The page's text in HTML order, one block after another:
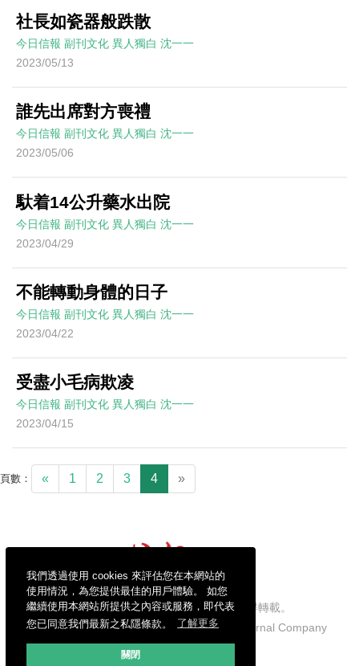
我們透過使用 cookies 來評估您在本網站的
使用情況，為您提供最佳的用戶體驗。 如您
繼續使用本網站所提供之內容或服務，即代表
您已同意我們最新之私隱條款。
了解更多
關閉
社長如瓷器般跌散
今日信報 副刊文化 異人獨白 沈一一
2023/05/13
誰先出席對方喪禮
今日信報 副刊文化 異人獨白 沈一一
2023/05/06
馱着14公升藥水出院
今日信報 副刊文化 異人獨白 沈一一
2023/04/29
不能轉動身體的日子
今日信報 副刊文化 異人獨白 沈一一
2023/04/22
受盡小毛病欺凌
今日信報 副刊文化 異人獨白 沈一一
2023/04/15
頁數： « 1 2 3 4 »
信報財經新聞有限公司版權所有，不得轉載。
Copyright © 2026 Hong Kong Economic Journal Company
Limited. All rights reserved.